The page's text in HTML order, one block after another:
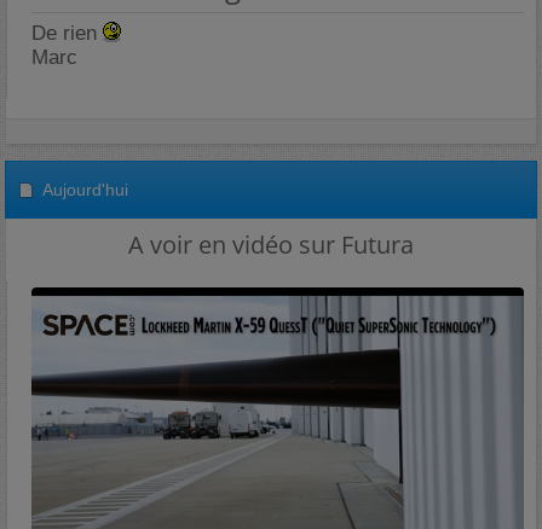
De rien
Marc
Aujourd'hui
A voir en vidéo sur Futura